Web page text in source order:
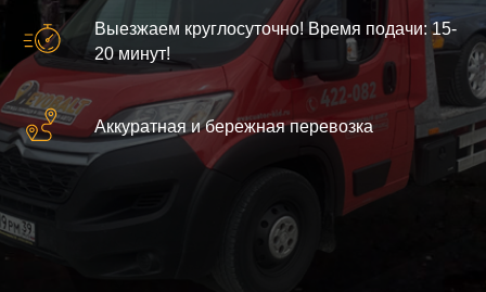
Выезжаем круглосуточно! Время подачи: 15-
20 минут!
Аккуратная и бережная перевозка